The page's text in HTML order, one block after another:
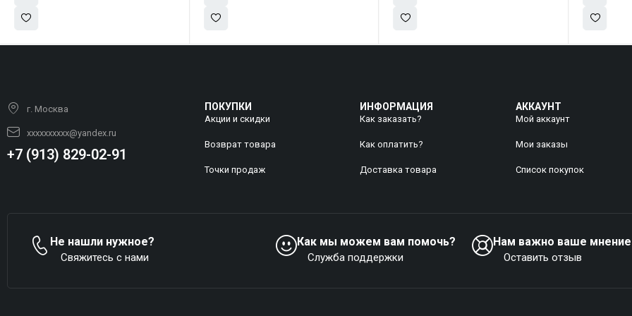
г. Москва
xxxxxxxxxx@yandex.ru
+7 (913) 829-02-91
ПОКУПКИ
Акции и скидки
Возврат товара
Точки продаж
ИНФОРМАЦИЯ
Как заказать?
Как оплатить?
Доставка товара
АККАУНТ
Мой аккаунт
Mои заказы
Список покупок
Не нашли нужное?
Свяжитесь с нами
Как мы можем вам помочь?
Служба поддержки
Нам важно ваше
Оставить отзыв